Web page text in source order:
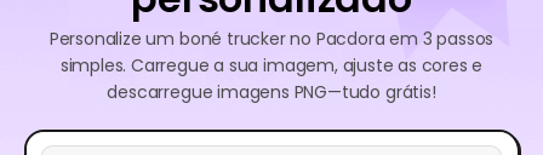
Personalize um boné trucker no Pacdora em 3 passos
simples. Carregue a sua imagem, ajuste as cores e
descarregue imagens PNG—tudo grátis!